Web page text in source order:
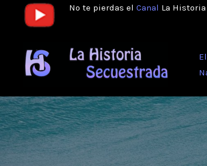
No te pierdas el Canal La